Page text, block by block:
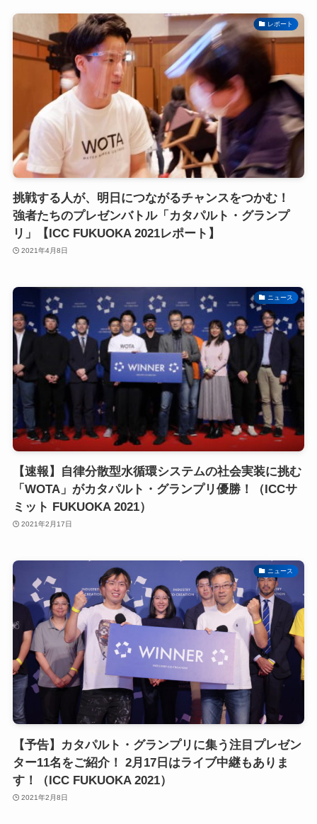
レポート
挑戦する人が、明日につながるチャンスをつかむ！
強者たちのプレゼンバトル「カタパルト・グランプ
リ」【ICC FUKUOKA 2021レポート】
2021年4月8日
ニュース
【速報】自律分散型水循環システムの社会実装に挑む
「WOTA」がカタパルト・グランプリ優勝！（ICCサ
ミット FUKUOKA 2021）
2021年2月17日
ニュース
【予告】カタパルト・グランプリに集う注目プレゼン
ター11名をご紹介！ 2月17日はライブ中継もありま
す！（ICC FUKUOKA 2021）
2021年2月8日